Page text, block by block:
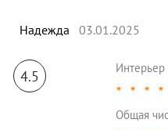
Надежда 03.01.2025
4.5 Интерьер
★ ★ ★ ★
Общая